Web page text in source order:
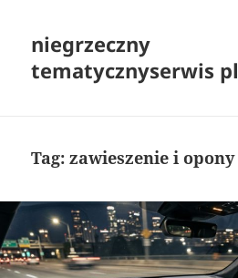
niegrzeczny
tematycznyserwis pl
Tag:zawieszenie i opony